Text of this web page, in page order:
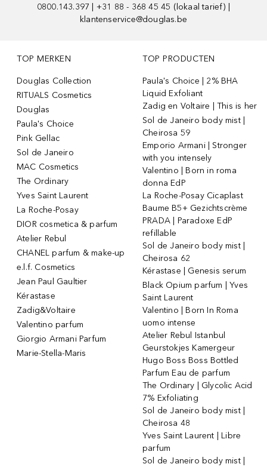
0800.143.397 | +31 88 - 368 45 45 (lokaal tarief) |
klantenservice@douglas.be
TOP MERKEN
Douglas Collection
RITUALS Cosmetics
Douglas
Paula's Choice
Pink Gellac
Sol de Janeiro
MAC Cosmetics
The Ordinary
Yves Saint Laurent
La Roche-Posay
DIOR cosmetica & parfum
Atelier Rebul
CHANEL parfum & make-up
e.l.f. Cosmetics
Jean Paul Gaultier
Kérastase
Zadig&Voltaire
Valentino parfum
Giorgio Armani Parfum
Marie-Stella-Maris
TOP PRODUCTEN
Paula's Choice | 2% BHA
Liquid Exfoliant
Zadig en Voltaire | This is her
Sol de Janeiro body mist |
Cheirosa 59
Emporio Armani | Stronger
with you intensely
Valentino | Born in roma
donna EdP
La Roche-Posay Cicaplast
Baume B5+ Gezichtscrème
PRADA | Paradoxe EdP
refillable
Sol de Janeiro body mist |
Cheirosa 62
Kérastase | Genesis serum
Black Opium parfum | Yves
Saint Laurent
Valentino | Born In Roma
uomo intense
Atelier Rebul Istanbul
Geurstokjes Kamergeur
Hugo Boss Boss Bottled
Parfum Eau de parfum
The Ordinary | Glycolic Acid
7% Exfoliating
Sol de Janeiro body mist |
Cheirosa 48
Yves Saint Laurent | Libre
parfum
Sol de Janeiro body mist |